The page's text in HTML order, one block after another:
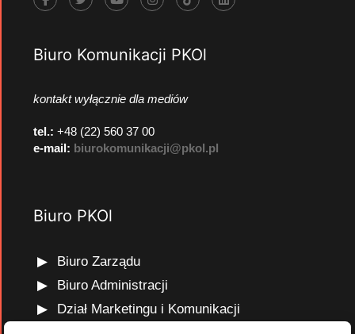
Biuro Komunikacji PKOl
kontakt wyłącznie dla mediów
tel.: +48 (22) 560 37 00
e-mail: biurokomunikacji@pkol.pl
Biuro PKOl
Biuro Zarządu
Biuro Administracji
Dział Marketingu i Komunikacji